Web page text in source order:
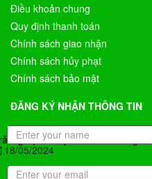
nghiệm du lịch Úc mùa đông có
18/05/2024
Điều khoản chung
Quy định thanh toán
Chính sách giao nhận
Chính sách hủy phạt
Chính sách bảo mật
ĐĂNG KÝ NHẬN THÔNG TIN